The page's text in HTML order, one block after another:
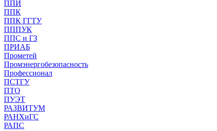
ППИ
ППК
ППК ГГТУ
ПППУК
ППС и ГЗ
ПРИАБ
Прометей
Промэнергобезопасность
Профессионал
ПСТГУ
ПТО
ПУЭТ
РАЗВИТУМ
РАНХиГС
РАПС